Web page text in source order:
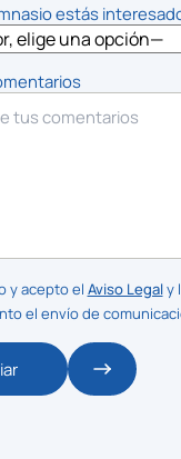
estás
y acepto el Aviso Legaly
el envío de